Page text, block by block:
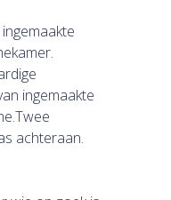
ingemaakte
achteraan.